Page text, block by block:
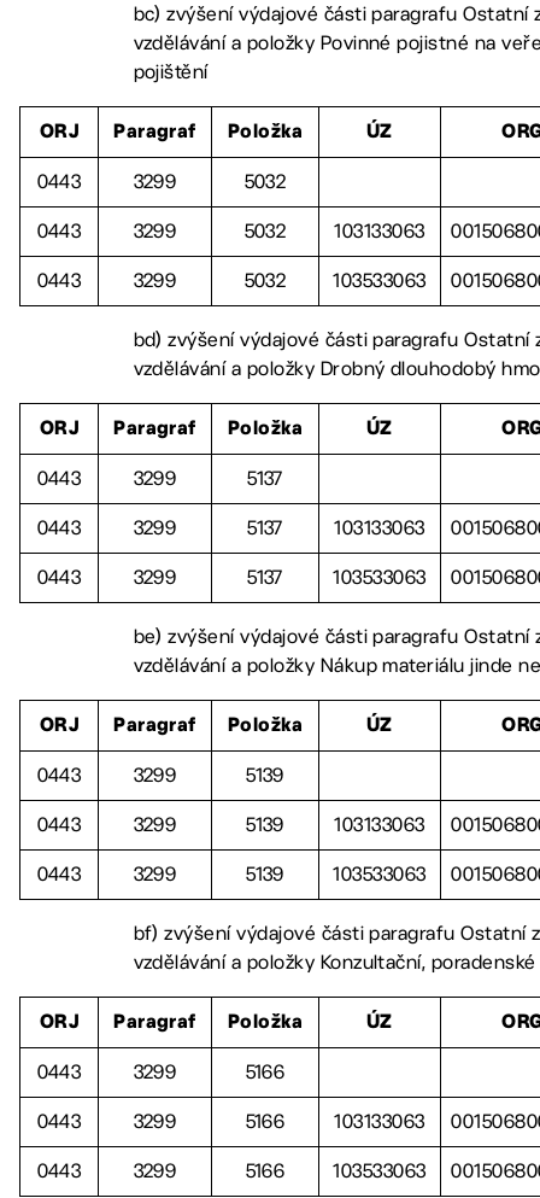
bc) zvýšení výdajové části paragrafu Ostatní
vzdělávání a položky Povinné pojistné na
pojištění
ORJ Paragraf Položka ÚZ
0443 3299 5032
0443 3299 5032 103133063
0443 3299 5032 103533063
bd) zvýšení výdajové části paragrafu Ostatní
vzdělávání a položky Drobný dlouhodobý
ORJ Paragraf Položka ÚZ
0443 3299 5137
0443 3299 5137 103133063
0443 3299 5137 103533063
be) zvýšení výdajové části paragrafu Ostatní
vzdělávání a položky Nákup materiálu jinde
ORJ Paragraf Položka ÚZ
0443 3299 5139
0443 3299 5139 103133063
0443 3299 5139 103533063
bf) zvýšení výdajové části paragrafu Ostatní
vzdělávání a položky Konzultační,
ORJ Paragraf Položka ÚZ
0443 3299 5166
0443 3299 5166 103133063
0443 3299 5166 103533063